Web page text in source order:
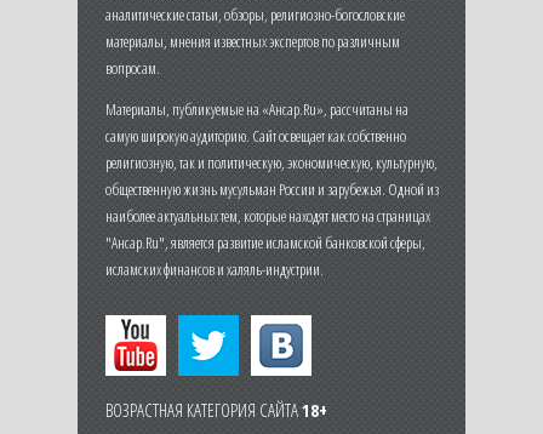
аналитические статьи, обзоры, религиозно-богословские
материалы, мнения известных экспертов по различным
вопросам.
Материалы, публикуемые на «Ансар.Ru», рассчитаны на
самую широкую аудиторию. Сайт освещает как собственно
религиозную, так и политическую, экономическую, культурную,
общественную жизнь мусульман России и зарубежья. Одной из
наиболее актуальных тем, которые находят место на страницах
"Ансар.Ru", является развитие исламской банковской сферы,
исламских финансов и халяль-индустрии.
ВОЗРАСТНАЯ КАТЕГОРИЯ САЙТА18+